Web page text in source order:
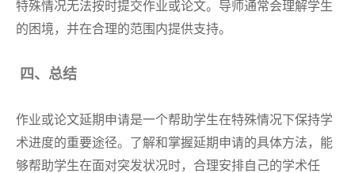
特殊情况无法按时提交作业或论文。导师通常会理解学生
的困境，并在合理的范围内提供支持。
四、总结
作业或论文延期申请是一个帮助学生在特殊情况下保持学
术进度的重要途径。了解和掌握延期申请的具体方法，能
够帮助学生在面对突发状况时，合理安排自己的学术任